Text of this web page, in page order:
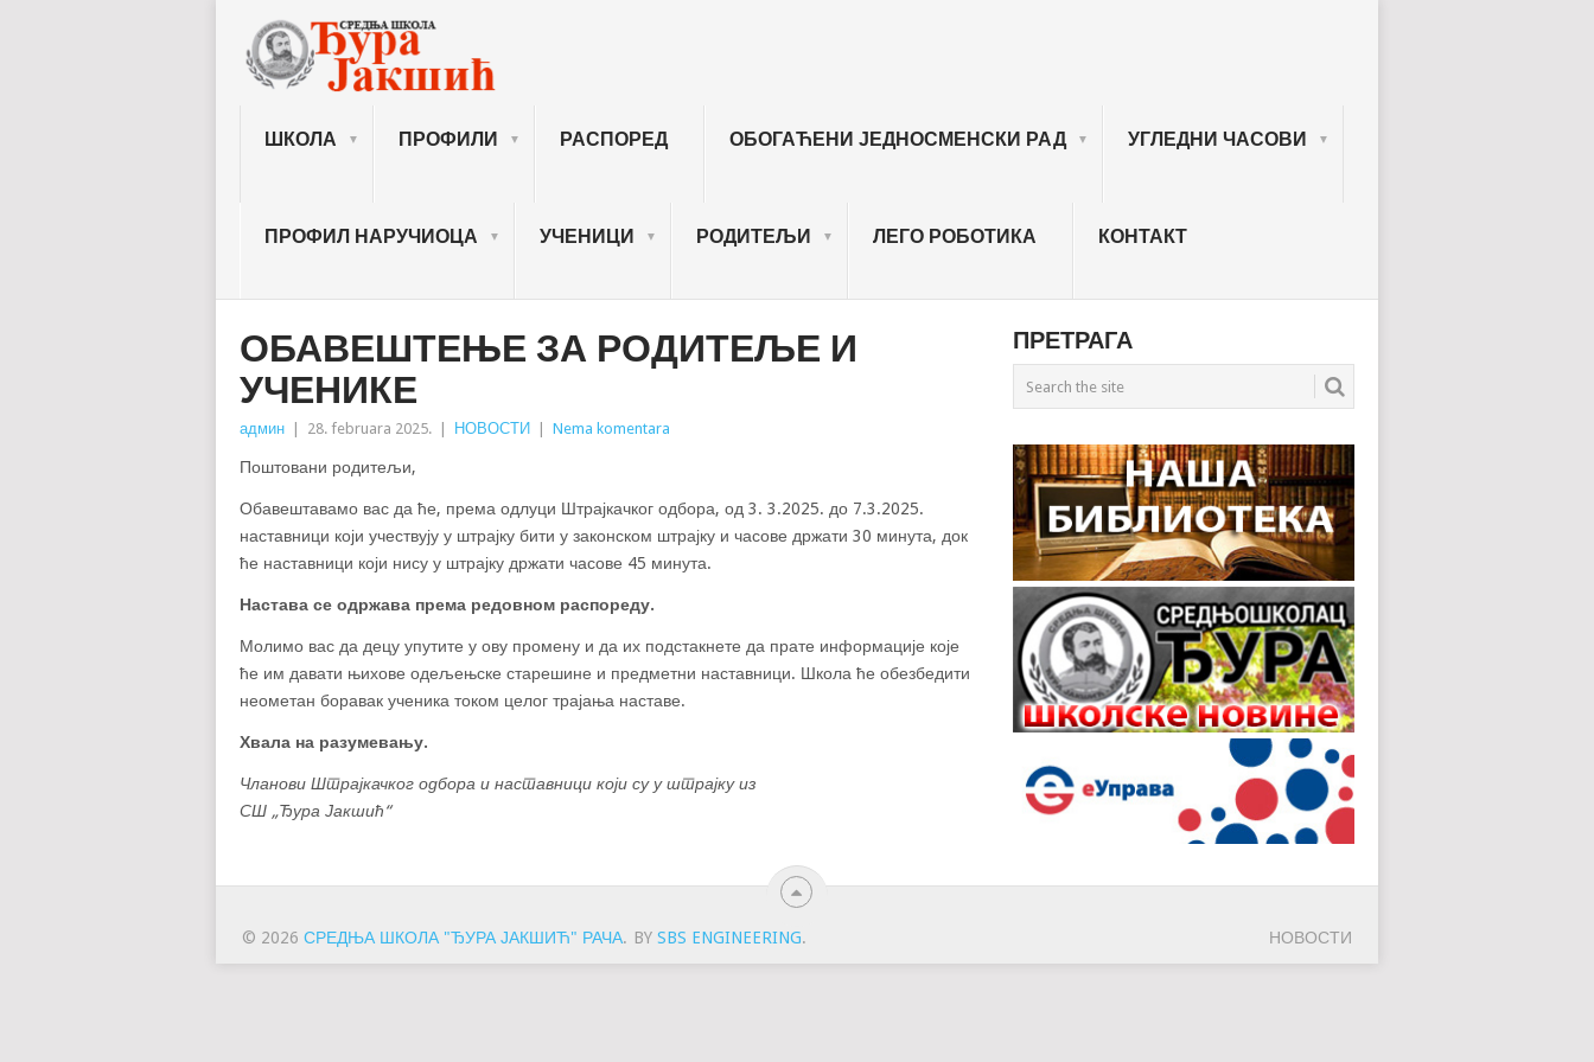
ШКОЛА ПРОФИЛИ РАСПОРЕД ОБОГАЋЕНИ ЈЕДНОСМЕНСКИ РАД УГЛЕДНИ ЧАСОВИ
ПРОФИЛ НАРУЧИОЦА УЧЕНИЦИ РОДИТЕЉИ ЛЕГО РОБОТИКА КОНТАКТ
ОБАВЕШТЕЊЕ ЗА РОДИТЕЉЕ И
УЧЕНИКЕ
админ 28. februara 2025. НОВОСТИ Nema komentara
Поштовани родитељи,
Обавештавамо вас да ће, према одлуци Штрајкачког одбора, од 3. 3.2025. до 7.3.2025.
наставници који учествују у штрајку бити у законском штрајку и часове држати 30 минута, док
ће наставници који нису у штрајку држати часове 45 минута.
Настава се одржава према редовном распореду.
Молимо вас да децу упутите у ову промену и да их подстакнете да прате информације које
ће им давати њихове одељењске старешине и предметни наставници. Школа ће обезбедити
неометан боравак ученика током целог трајања наставе.
Хвала на разумевању.
Чланови Штрајкачког одбора и наставници који су у штрајку из
СШ „Ђура Јакшић“
ПРЕТРАГА
© 2026 СРЕДЊА ШКОЛА "ЂУРА ЈАКШИЋ" РАЧА. BY SBS ENGINEERING. НОВОСТИ